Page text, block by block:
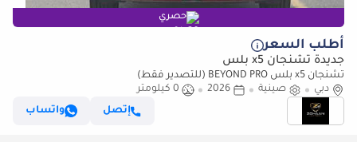
حصري
أطلب السعر
جديدة تشنجان x5 بلس
تشنجان x5 بلس BEYOND PRO (للتصدير فقط)
دبي
صينية 2026
0 كيلومتر
إتصل
واتساب